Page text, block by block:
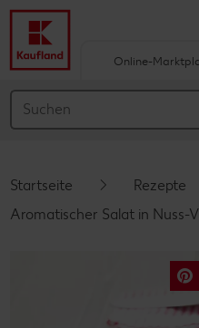
Hauptinhalt
Schwebender
Online-
Startseite Rezepte
Aromatischer Salat in Nuss-